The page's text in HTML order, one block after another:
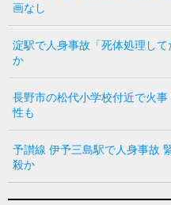
画なし
淀駅で人身事故「死体処理し
か
長野市の松代小学校付近で火
性も
予讃線 伊予三島駅で人身事故
殺か